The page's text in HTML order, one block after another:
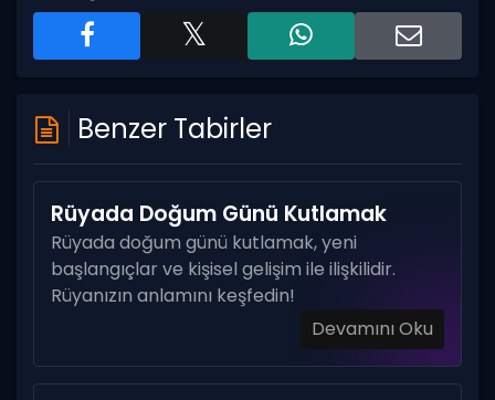
Benzer Tabirler
Rüyada Doğum Günü Kutlamak
Rüyada doğum günü kutlamak, yeni
başlangıçlar ve kişisel gelişim ile ilişkilidir.
Rüyanızın anlamını keşfedin!
Devamını Oku